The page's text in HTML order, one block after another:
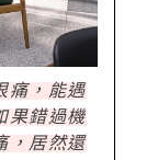
痛，能遇
果錯過機
，居然還